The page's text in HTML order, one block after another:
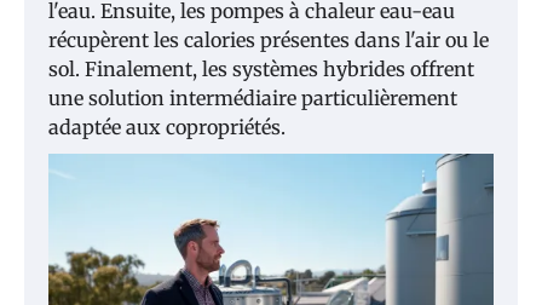
l'eau. Ensuite, les pompes à chaleur eau-eau
récupèrent les calories présentes dans l'air ou le
sol. Finalement, les systèmes hybrides offrent
une solution intermédiaire particulièrement
adaptée aux copropriétés.